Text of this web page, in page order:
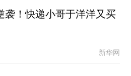
袭！快递小哥于洋洋又买
新华网